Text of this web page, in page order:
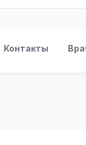
Контакты